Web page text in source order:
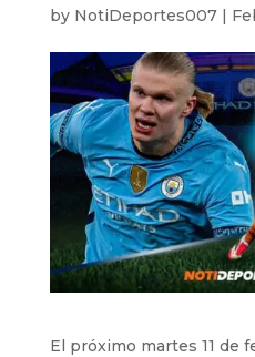
by NotiDeportes007|
El próximo martes 11 de